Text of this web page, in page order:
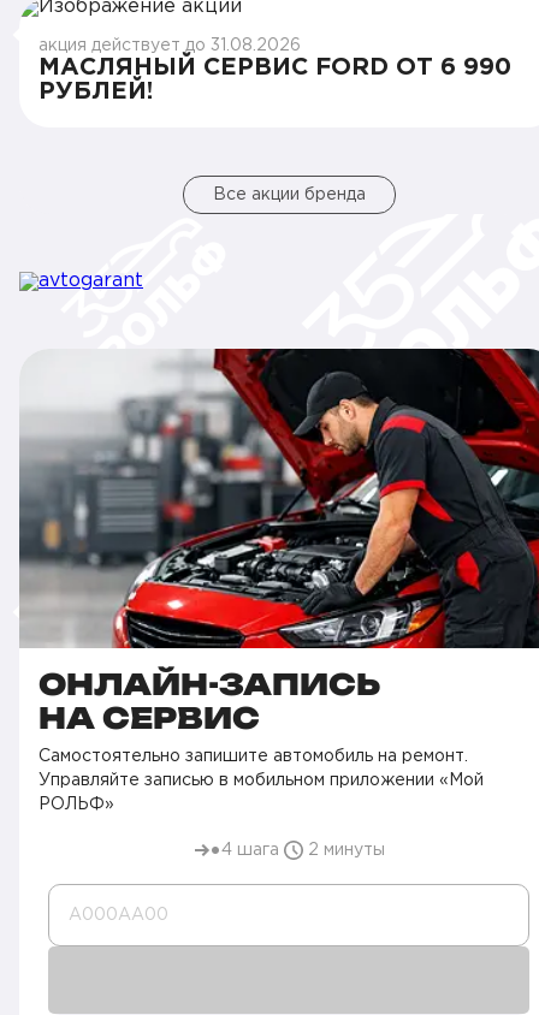
акция действует до 31.08.2026
МАСЛЯНЫЙ СЕРВИС FORD ОТ 6 990
РУБЛЕЙ!
Все акции бренда
ОНЛАЙН-ЗАПИСЬ
НА СЕРВИС
Самостоятельно запишите автомобиль на ремонт.
Управляйте записью в мобильном приложении «Мой
РОЛЬФ»
4 шага 2 минуты
А000AA00